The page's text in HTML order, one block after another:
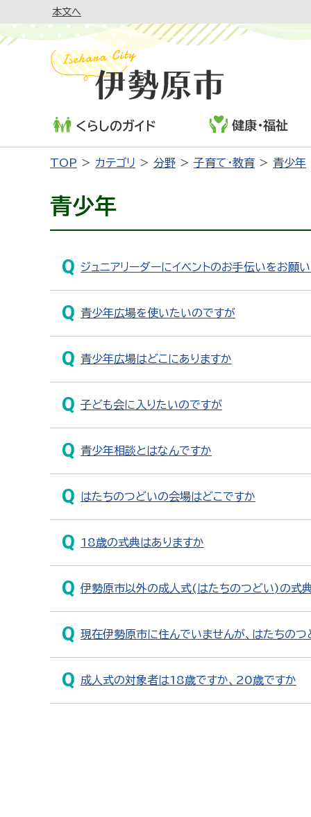
本文へ
くらしのガイド 健康・福祉
TOP カテゴリ 分野 子育て・教育 青少年
青少年
ジュニアリーダーにイベントのお手伝いをお願
青少年広場を使いたいのですが
青少年広場はどこにありますか
子ども会に入りたいのですが
青少年相談とはなんですか
はたちのつどいの会場はどこですか
18歳の式典はありますか
伊勢原市以外の成人式(はたちのつどい)の式
現在伊勢原市に住んでいませんが、はたちの
成人式の対象者は18歳ですか、20歳ですか